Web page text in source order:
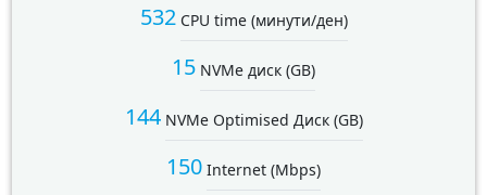
532 CPU time (минути/ден)
15 NVMe диск (GB)
144 NVMe Optimised Диск (GB)
150 Internet (Mbps)